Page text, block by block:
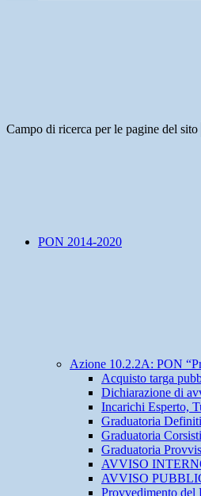
Campo di ricerca per le pagine del sito
PON 2014-2020
Azione 10.2.2A: PON
Acquisto targa
Dichiarazione di
Incarichi Esperto,
Graduatoria
Graduatoria Corsisti
Graduatoria
AVVISO
AVVISO
Provvedimento del